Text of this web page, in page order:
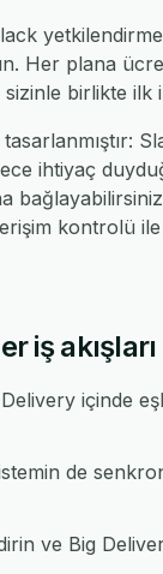
Her plana
birlikte ilk iş
ihtiyaç
kontrolü
iş akışları
içinde
de
ve Big